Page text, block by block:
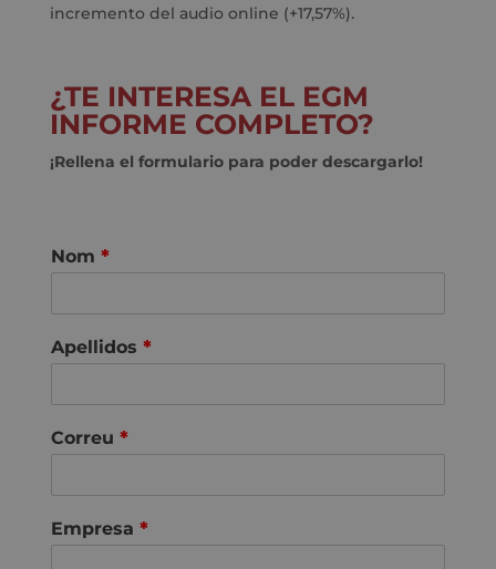
incremento del audio online (+17,57%).
¿TE INTERESA EL EGM
INFORME COMPLETO?
¡Rellena el formulario para poder descargarlo!
Nom *
Apellidos *
Correu *
Empresa *